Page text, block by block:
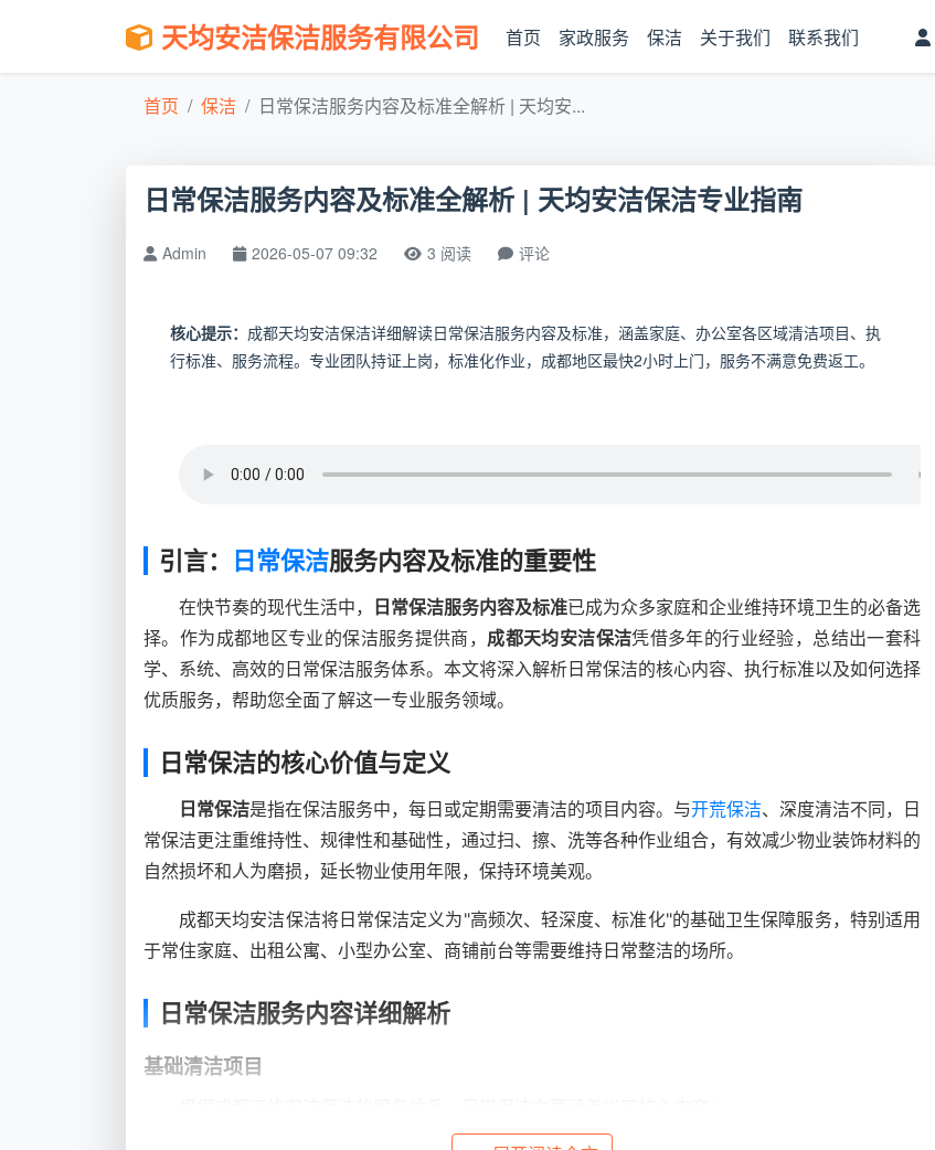
天均安洁保洁服务有限公司 首页 家政服务 保洁 关于我们 联系我们
首页 保洁 日常保洁服务内容及标准全解析 | 天均安...
日常保洁服务内容及标准全解析 | 天均安洁保洁专业指南
Admin 2026-05-07 09:32 3 阅读 评论
核心提示： 成都天均安洁保洁详细解读日常保洁服务内容及标准，涵盖家庭、办公室各区域清洁项目、执
行标准、服务流程。专业团队持证上岗，标准化作业，成都地区最快2小时上门，服务不满意免费返工。
引言： 日常保洁服务内容及标准的重要性
在快节奏的现代生活中， 日常保洁服务内容及标准已成为众多家庭和企业维持环境卫生的必备选
择。作为成都地区专业的保洁服务提供商， 成都天均安洁保洁凭借多年的行业经验，总结出一套科
学、系统、高效的日常保洁服务体系。本文将深入解析日常保洁的核心内容、执行标准以及如何选择
优质服务，帮助您全面了解这一专业服务领域。
日常保洁的核心价值与定义
日常保洁是指在保洁服务中，每日或定期需要清洁的项目内容。与开荒保洁、深度清洁不同，日
常保洁更注重维持性、规律性和基础性，通过扫、擦、洗等各种作业组合，有效减少物业装饰材料的
自然损坏和人为磨损，延长物业使用年限，保持环境美观。
成都天均安洁保洁将日常保洁定义为"高频次、轻深度、标准化"的基础卫生保障服务，特别适用
于常住家庭、出租公寓、小型办公室、商铺前台等需要维持日常整洁的场所。
日常保洁服务内容详细解析
基础清洁项目